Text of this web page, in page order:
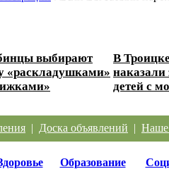
выбирают
«раскладушками»
В
детей с
| Доска объявлений | Наше
Образование